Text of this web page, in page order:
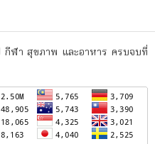
กีฬา สุขภาพ และอาหาร ครบจบที่